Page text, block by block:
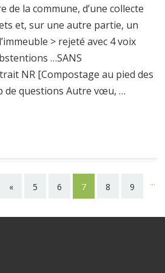
la commune, d’une collecte
et, sur une autre partie, un
> rejeté avec 4 voix
…SANS
NR [Compostage au pied des
de questions Autre vœu, …
...
« 5 6 7 8 9
Fin